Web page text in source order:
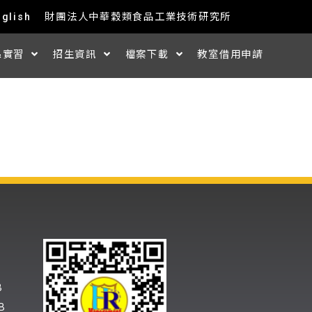
財團法人中華穀類食品工業技術研究所
習 招生資訊 檔案下載 教室借用申請